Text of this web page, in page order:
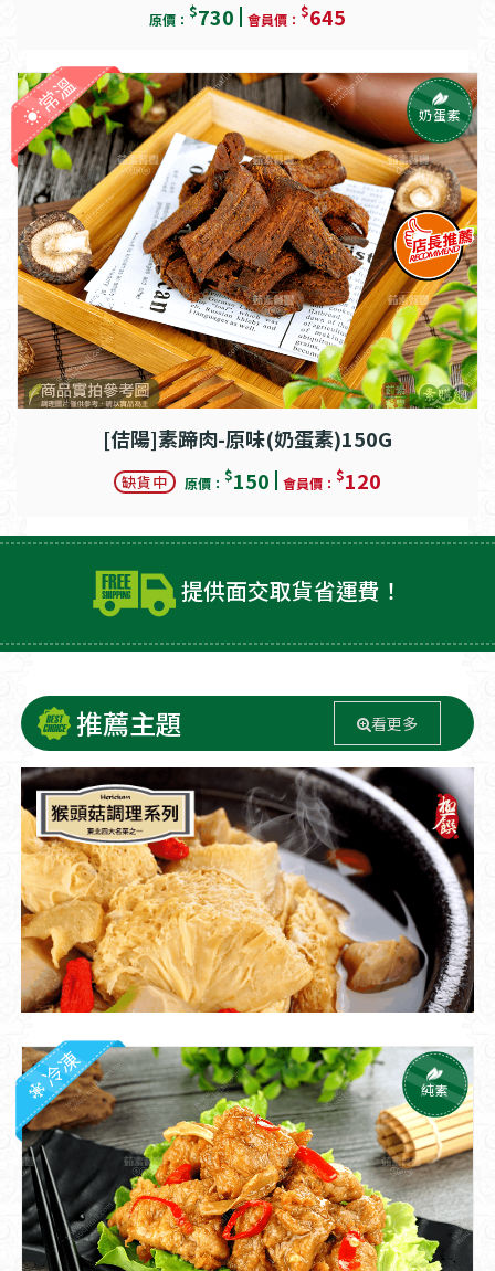
原價： $730 會員價： $645
[佶陽]素蹄肉-原味(奶蛋素)150G
缺貨中 原價： $150 會員價： $120
常溫 奶蛋素
提供面交取貨省運費！
推薦主題 看更多
冷凍 純素